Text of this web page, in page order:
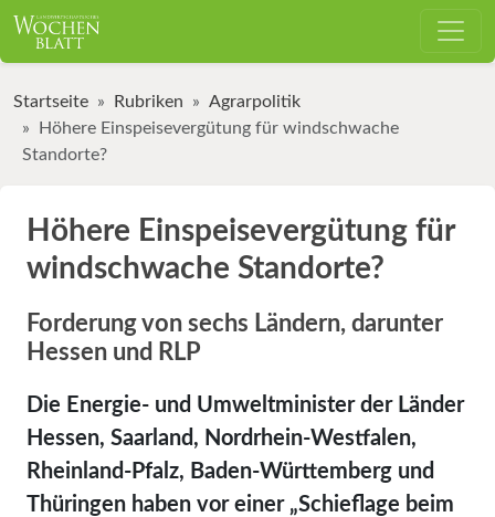
Startseite Rubriken
Agrarpolitik
Höhere Einspeisevergütung für windschwache
Standorte?
Höhere Einspeisevergütung für
windschwache Standorte?
Forderung von sechs Ländern, darunter
Hessen und RLP
Die Energie- und Umweltminister der Länder
Hessen, Saarland, Nordrhein-Westfalen,
Rheinland-Pfalz, Baden-Württemberg und
Thüringen haben vor einer „Schieflage beim